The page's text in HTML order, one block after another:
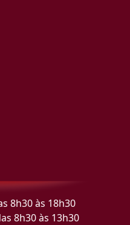
8h30 às 18h30
8h30 às 13h30